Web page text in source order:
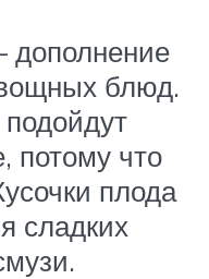
дополнение
блюд.
потому что
плода
сладких